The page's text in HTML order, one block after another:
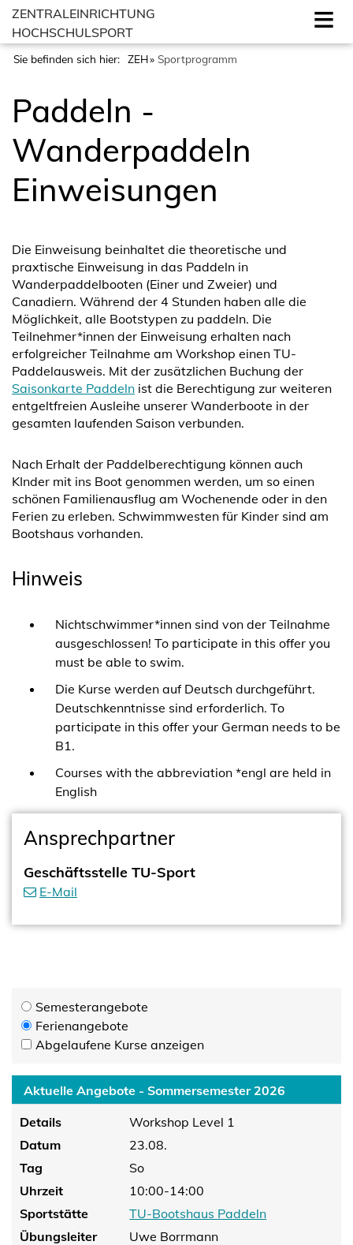
ZENTRALEINRICHTUNG
HOCHSCHULSPORT
Sie befinden sich hier: ZEH Sportprogramm
Paddeln -
Wanderpaddeln
Einweisungen
Die Einweisung beinhaltet die theoretische und
praxtische Einweisung in das Paddeln in
Wanderpaddelbooten (Einer und Zweier) und
Canadiern. Während der 4 Stunden haben alle die
Möglichkeit, alle Bootstypen zu paddeln. Die
Teilnehmer*innen der Einweisung erhalten nach
erfolgreicher Teilnahme am Workshop einen TU-
Paddelausweis. Mit der zusätzlichen Buchung der
Saisonkarte Paddeln ist die Berechtigung zur weiteren
entgeltfreien Ausleihe unserer Wanderboote in der
gesamten laufenden Saison verbunden.
Nach Erhalt der Paddelberechtigung können auch
KInder mit ins Boot genommen werden, um so einen
schönen Familienausflug am Wochenende oder in den
Ferien zu erleben. Schwimmwesten für Kinder sind am
Bootshaus vorhanden.
Hinweis
Nichtschwimmer*innen sind von der Teilnahme
ausgeschlossen! To participate in this offer you
must be able to swim.
Die Kurse werden auf Deutsch durchgeführt.
Deutschkenntnisse sind erforderlich. To
participate in this offer your German needs to be
B1.
Courses with the abbreviation *engl are held in
English
Ansprechpartner
Geschäftsstelle TU-Sport
E-Mail
Semesterangebote
Ferienangebote
Abgelaufene Kurse anzeigen
Aktuelle Angebote - Sommersemester 2026
Details
Workshop Level 1
Datum
23.08.
Tag
So
Uhrzeit
10:00-14:00
Sportstätte
TU-Bootshaus Paddeln
Übungsleiter
Uwe Borrmann